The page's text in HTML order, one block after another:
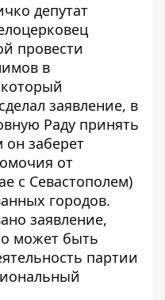
депутат
провести
в
заявление, в
Раду принять
он заберет
от
с Севастополем)
городов.
заявление,
может быть
партии